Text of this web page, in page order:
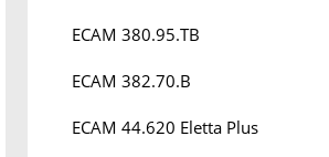
ECAM 380.95.TB
ECAM 382.70.B
ECAM 44.620 Eletta Plus